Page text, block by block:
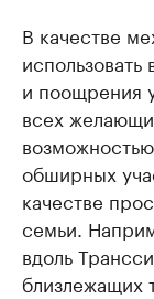
В качестве
и поощрения
всех
обширных
качестве
семьи.
вдоль
близлежащих